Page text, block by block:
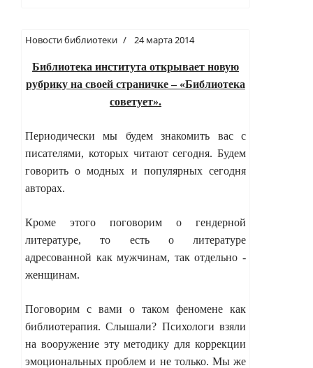
Новости библиотеки 24 марта 2014
Библиотека института открывает новую
рубрику на своей страничке– «Библиотека
советует».
Периодически мы будем знакомить вас с
писателями, которых читают сегодня. Будем
говорить о модных и популярных сегодня
авторах.
Кроме этого поговорим о гендерной
литературе, то есть о литературе
адресованной как мужчинам, так отдельно -
женщинам.
Поговорим с вами о таком феномене как
библиотерапия. Слышали? Психологи взяли
на вооружение эту методику для коррекции
эмоциональных проблем и не только. Мы же